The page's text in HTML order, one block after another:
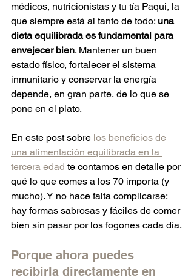
médicos, nutricionistas y tu tía Paqui, la
que siempre está al tanto de todo: una
dieta equilibrada es fundamental para
envejecer bien. Mantener un buen
estado físico, fortalecer el sistema
inmunitario y conservar la energía
depende, en gran parte, de lo que se
pone en el plato.
En este post sobre los beneficios de
una alimentación equilibrada en la
tercera edad te contamos en detalle por
qué lo que comes a los 70 importa (y
mucho). Y no hace falta complicarse:
hay formas sabrosas y fáciles de comer
bien sin pasar por los fogones cada día.
Porque ahora puedes
recibirla directamente en